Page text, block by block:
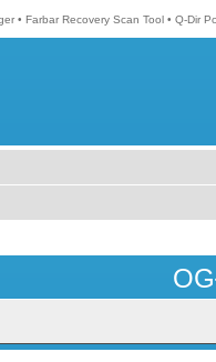
• Farbar Recovery Scan Tool • Q-Dir